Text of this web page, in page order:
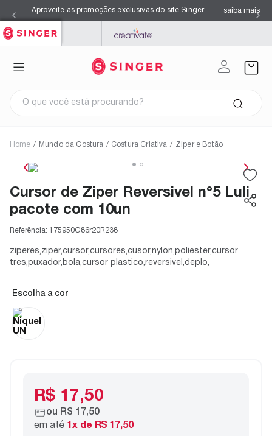
Aproveite as promoções exclusivas do site Singer saiba mais
MYSEWNET
Home / Mundo da Costura / Costura Criativa / Zíper e Botão
Cursor de Ziper Reversivel n°5 Luli
pacote com 10un
Referência: 175950G86r20R238
ziperes,ziper,cursor,cursores,cusor,nylon,poliester,cursor
tres,puxador,bola,cursor plastico,reversivel,deplo,
cor
R$ 17,50
ou R$ 17,50
em até 1 x de R$ 17,50
3º
agulhas
5º
máquina costura singer
7 º
facilita pro 4432
9º
maquina costura
10º black